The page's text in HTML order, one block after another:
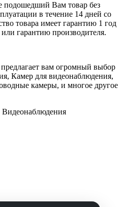
подошедший Вам товар без
в течение 14 дней со
товара имеет гарантию 1 год
гарантию производителя.
вам огромный выбор
Камер для видеонаблюдения,
камеры, и многое другое